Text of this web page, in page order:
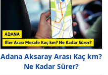
Adana Aksaray Arası Kaç km?
Ne Kadar Sürer?